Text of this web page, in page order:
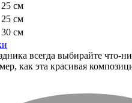
25 см
25 см
30 см
всегда выбирайте что-
как эта красивая